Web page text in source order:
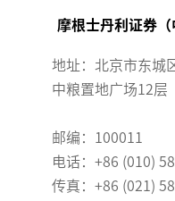
摩根士丹利证券
地址：北京市东城
中粮置地广场12层
邮编：100011
电话：+86 (010)
传真：+86 (021)